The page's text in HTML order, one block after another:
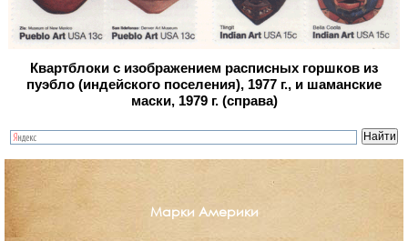
Квартблоки с изображением расписных горшков из
пуэбло (индейского поселения), 1977 г., и шаманские
маски, 1979 г. (справа)
Марки Америки